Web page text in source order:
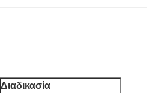
Διαδικασία